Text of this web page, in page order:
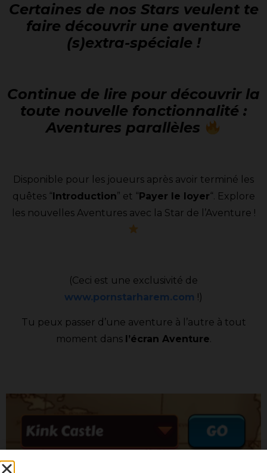
Certaines de nos Stars veulent te
faire découvrir une aventure
(s)extra-spéciale !
Continue de lire pour découvrir la
toute nouvelle fonctionnalité :
Aventures parallèles
Disponible pour les joueurs après avoir terminé les
quêtes “Introduction” et “Payer le loyer“. Explore
les nouvelles Aventures avec la Star de l’Aventure !
(Ceci est une exclusivité de
www.pornstarharem.com !)
Tu peux passer d’une aventure à l’autre à tout
moment dans l’écran Aventure.